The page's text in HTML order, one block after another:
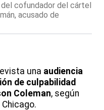
del cofundador del cártel
acusado de
una audiencia
de culpabilidad
Coleman, según